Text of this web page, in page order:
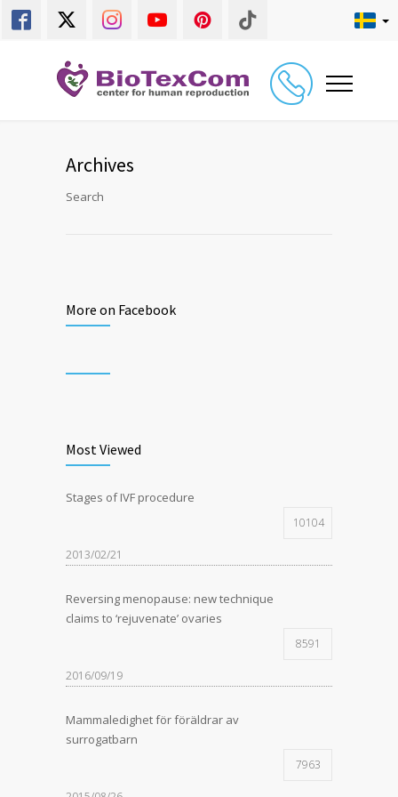
Archives
Search
More on Facebook
Most Viewed
Stages of IVF procedure
10104
2013/02/21
Reversing menopause: new technique
claims to ‘rejuvenate’ ovaries
8591
2016/09/19
Mammaledighet för föräldrar av
surrogatbarn
7963